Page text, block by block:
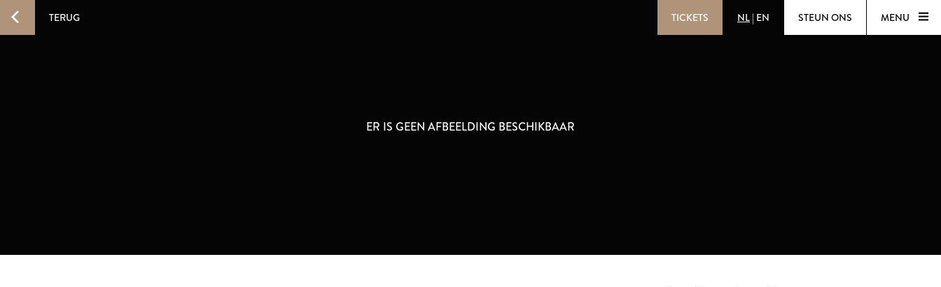
TERUG TICKETS NL | EN STEUN ONS MENU
ER IS GEEN AFBEELDING BESCHIKBAAR